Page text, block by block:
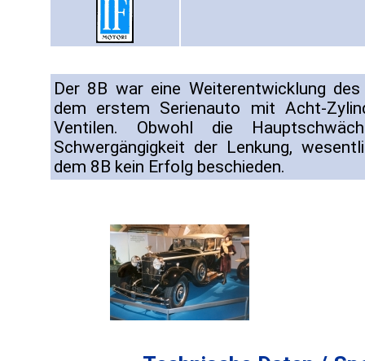
Der 8B war eine Weiterentwicklung
dem erstem Serienauto mit Acht-
Ventilen. Obwohl die
Schwergängigkeit der Lenkung,
dem 8B kein Erfolg beschieden.